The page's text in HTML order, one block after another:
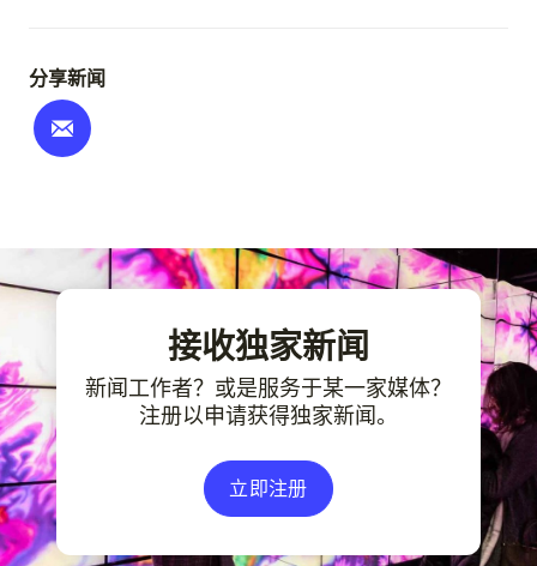
分享新闻
接收独家新闻
新闻工作者？或是服务于某一家媒体？
注册以申请获得独家新闻。
立即注册